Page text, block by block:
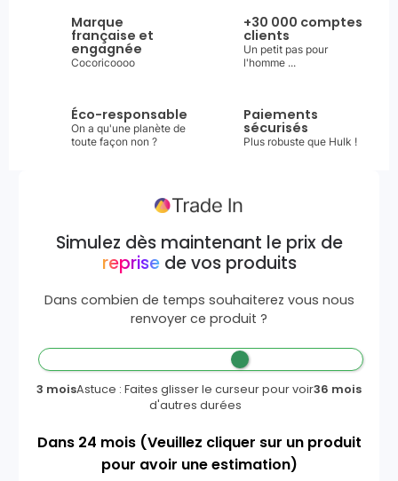
Marque
française et
engagnée
Cocoricoooo
+30 000 comptes
clients
Un petit pas pour
l'homme ...
Éco-responsable
On a qu'une planète de
toute façon non ?
Paiements
sécurisés
Plus robuste que Hulk !
Simulez dès maintenant le prix de
reprisede vos produits
Dans combien de temps souhaiterez vous nous
renvoyer ce produit ?
3 moisAstuce : Faites glisser le curseur pour voir
d'autres durées
36 mois
Dans 24 mois (Veuillez cliquer sur un produit
pour avoir une estimation)